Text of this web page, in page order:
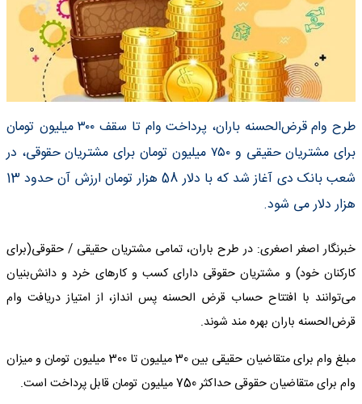
طرح وام قرض‌الحسنه باران، پرداخت وام تا سقف ۳۰۰ میلیون تومان
برای مشتریان حقیقی و ۷۵۰ میلیون تومان برای مشتریان حقوقی، در
شعب بانک دی آغاز شد که با دلار 58 هزار تومان ارزش آن حدود 13
هزار دلار می شود.
خبرنگار اصغر اصغری: در طرح باران، تمامی مشتریان حقیقی /‌‌‌ حقوقی(برای
کارکنان خود) و مشتریان حقوقی دارای کسب و کارهای خرد و دانش‌بنیان
می‌توانند با افتتاح حساب قرض الحسنه پس انداز، از امتیاز دریافت وام
قرض‌الحسنه باران بهره مند شوند.
مبلغ وام برای متقاضیان حقیقی بین 30 میلیون تا 300 میلیون تومان و میزان
وام برای متقاضیان حقوقی حداکثر 750 میلیون تومان قابل پرداخت است.